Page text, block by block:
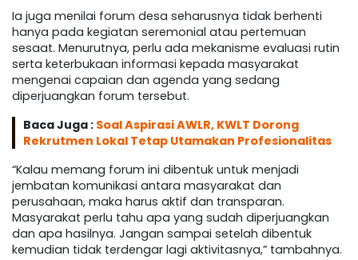
Ia juga menilai forum desa seharusnya tidak berhenti
hanya pada kegiatan seremonial atau pertemuan
sesaat. Menurutnya, perlu ada mekanisme evaluasi rutin
serta keterbukaan informasi kepada masyarakat
mengenai capaian dan agenda yang sedang
diperjuangkan forum tersebut.
Baca Juga : Soal Aspirasi AWLR, KWLT Dorong
Rekrutmen Lokal Tetap Utamakan Profesionalitas
“Kalau memang forum ini dibentuk untuk menjadi
jembatan komunikasi antara masyarakat dan
perusahaan, maka harus aktif dan transparan.
Masyarakat perlu tahu apa yang sudah diperjuangkan
dan apa hasilnya. Jangan sampai setelah dibentuk
kemudian tidak terdengar lagi aktivitasnya,” tambahnya.